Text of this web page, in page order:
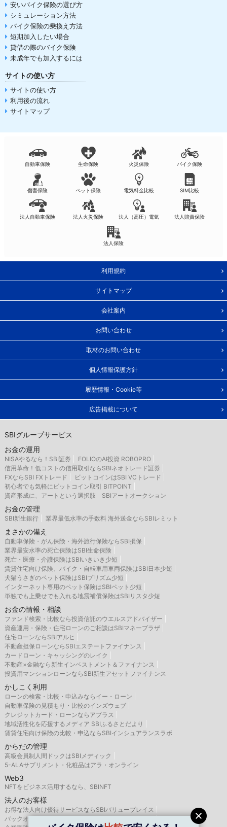
安いバイク保険の選び方
シミュレーション方法
バイク保険の乗換え方法
短期加入したい場合
貸借の際のバイク保険
未成年でも加入するには
サイトの使い方
サイトの使い方
利用後の流れ
サイトマップ
自動車保険 生命保険 火災保険 バイク保険
傷害保険 ペット保険 電気料金比較 SIM比較
法人自動車保険 法人火災保険 法人（高圧）電気 法人賠責保険
法人保険
利用規約
サイトマップ
会社案内
お問い合わせ
取材のお問い合わせ
個人情報保護方針
履歴情報・Cookie等
広告掲載について
SBIグループサービス
お金の運用
NISAやるなら！SBI証券
FOLIOのAI投資 ROBOPRO
信用革命！低コストの信用取引ならSBIネオトレード証券
FXならSBI FXトレード
ビットコインはSBI VCトレード
初心者でも気軽にビットコイン取引 BITPOINT
資産形成に、アートという選択肢 SBIアートオークション
お金の管理
SBI新生銀行 業界最低水準の手数料 海外送金ならSBIレミット
まさかの備え
自動車保険・がん保険・海外旅行保険ならSBI損保
業界最安水準の死亡保険はSBI生命保険
死亡・医療・介護保険はSBIいきいき少短
賃貸住宅向け保険、バイク・自転車用車両保険はSBI日本少短
犬猫うさぎのペット保険はSBIプリズム少短
インターネット専用のペット保険はSBIペット少短
単独でも上乗せでも入れる地震補償保険はSBIリスタ少短
お金の情報・相談
ファンド検索・比較なら投資信託のウエルスアドバイザー
資産運用・保険・住宅ローンのご相談はSBIマネープラザ
住宅ローンならSBIアルヒ
不動産担保ローンならSBIエステートファイナンス
カードローン・キャッシングのレイク
不動産×金融なら新生インベストメント＆ファイナンス
投資用マンションローンならSBI新生アセットファイナンス
かしこく利用
ローンの検索・比較・申込みならイー・ローン
自動車保険の見積もり・比較のインズウェブ
クレジットカード・ローンならアプラス
地域活性化を応援するメディア SBIふるさとだより
賃貸住宅向け保険の比較・申込ならSBIインシュアランスラボ
からだの管理
高級会員制人間ドックはSBIメディック
5-ALAサプリメント・化粧品はアラ・オンライン
Web3
NFTをビジネス活用するなら、SBINFT
法人のお客様
お得な法人向け優待サービスならSBIバリュープレイス
バックオフィス支援はSBIビジネス・ソリューションズ